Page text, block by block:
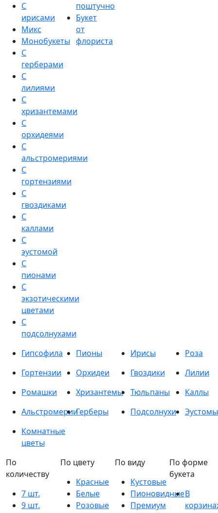
С
ирисами
Микс
Монобукеты
С
герберами
С
лилиями
С
хризантемами
С
орхидеями
С
альстромериями
С
гортензиями
С
гвоздиками
С
каллами
С
эустомой
С
пионами
С
экзотическими
цветами
С
подсолнухами
поштучно
Букет
от
флориста
Гипсофила Пионы Ирисы
Роза
Гортензии
Орхидеи Гвоздики
Лилии
Ромашки
Хризантемы Тюльпаны
Каллы
АльстромерииГерберы Подсолнухи
Эустомы
Комнатные
цветы
По
количеству
7 шт.
9 шт.
По цвету
Красные
Белые
Розовые
По виду
Кустовые
Пионовидные
Премиум
По форме
букета
В